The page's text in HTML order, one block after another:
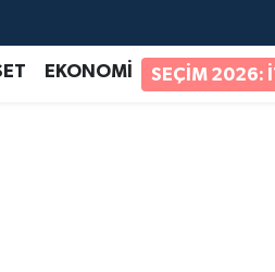
EKONOMİ SEÇİM 2026: